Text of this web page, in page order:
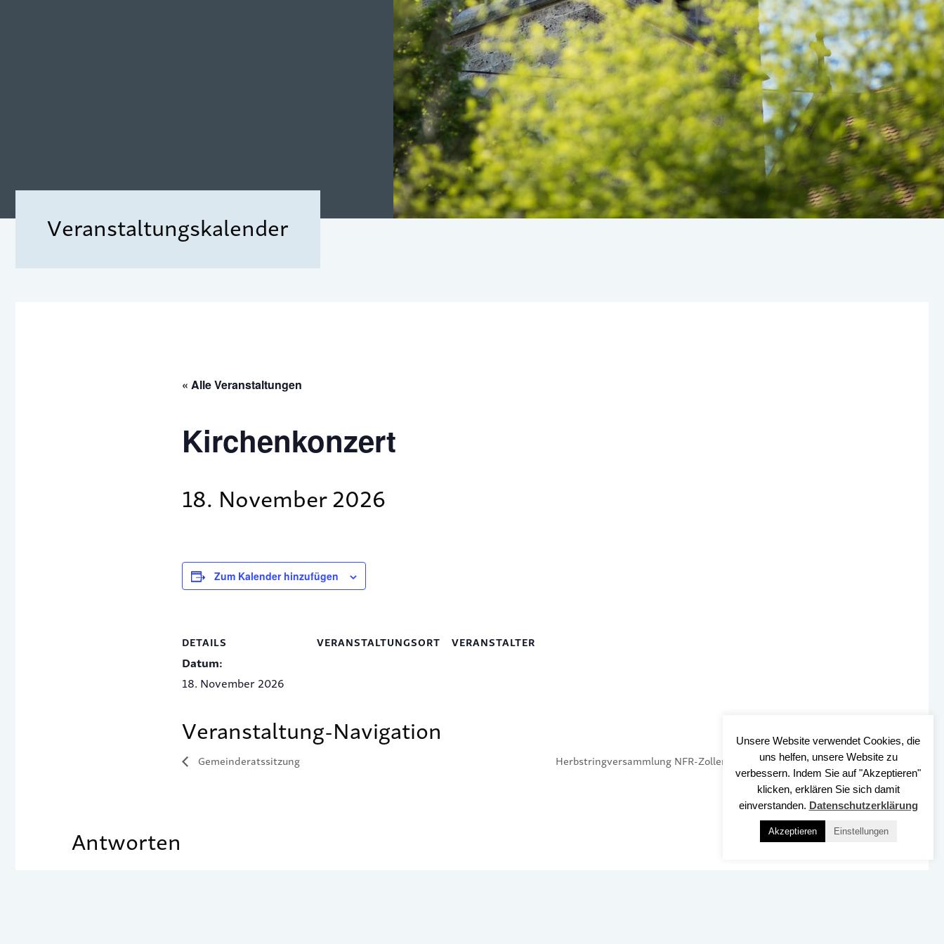
Veranstaltungskalender
« Alle Veranstaltungen
Kirchenkonzert
18. November 2026
Zum Kalender hinzufügen
DETAILS
Datum:
18. November 2026
VERANSTALTUNGSORT VERANSTALTER
Veranstaltung-Navigation
Gemeinderatssitzung Herbstringversammlung NFR-Zollernalb
Antworten
Unsere Website verwendet Cookies, die
uns helfen, unsere Website zu
verbessern. Indem Sie auf "Akzeptieren"
klicken, erklären Sie sich damit
einverstanden. Datenschutzerklärung
Akzeptieren Einstellungen